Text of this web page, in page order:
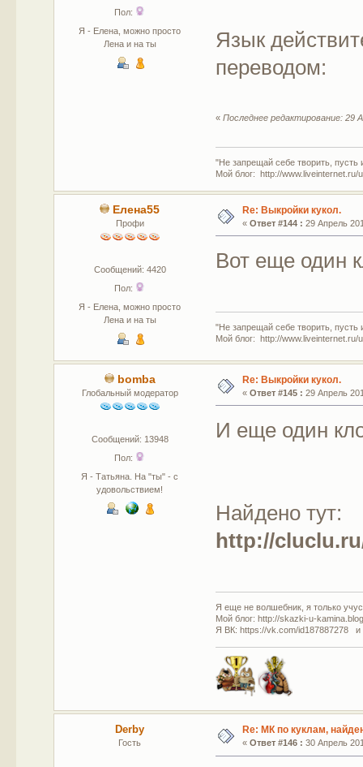
Пол:
Я - Елена, можно просто
Лена и на ты
Язык
переводом:
«Последнее редактирование: 29
"Не запрещай себе творить,
Мой блог: http://www.liveinternet.ru/
Елена55
Профи
Сообщений: 4420
Пол:
Я - Елена, можно просто
Лена и на ты
Re: Выкройки кукол.
« Ответ #144 : 29 Апрель
Вот еще один
"Не запрещай себе творить,
Мой блог: http://www.liveinternet.ru/
bomba
Глобальный модератор
Сообщений: 13948
Пол:
Я - Татьяна. На "ты" - с
удовольствием!
Re: Выкройки кукол.
« Ответ #145 : 29 Апрель
И еще один
Найдено тут:
http://
Я еще не волшебник, я только
Мой блог: http://skazki-u-
Я ВК: https://vk.com/id187887278 и
Derby
Гость
Re: МК по куклам,
« Ответ #146 : 30 Апрель